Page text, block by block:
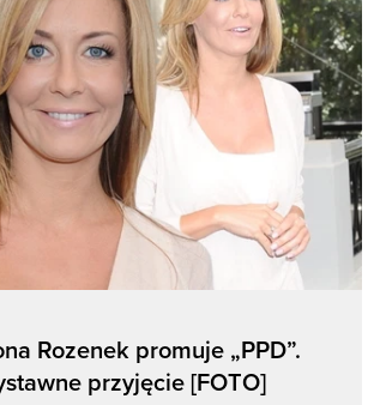
Rozenek promuje „PPD”.
przyjęcie [FOTO]